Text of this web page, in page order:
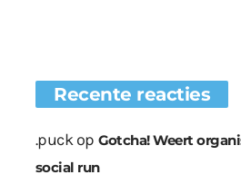
Recente reacties
.puckop Gotcha! Weert
social run